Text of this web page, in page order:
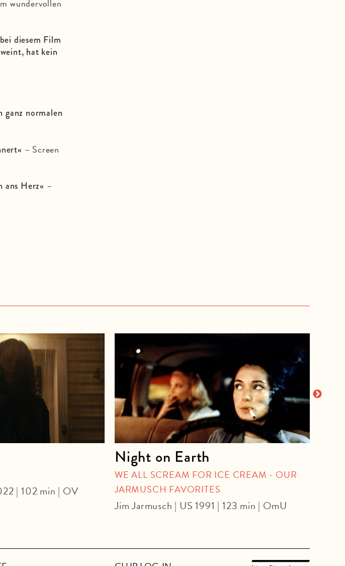
wundervollen
diesem Film
hat kein
ganz normalen
– Screen
ans Herz« –
| 102 min | OV
Night on Earth
WE ALL SCREAM FOR ICE CREAM - OUR
JARMUSCH FAVORITES
Jim Jarmusch | US 1991 | 123 min | OmU